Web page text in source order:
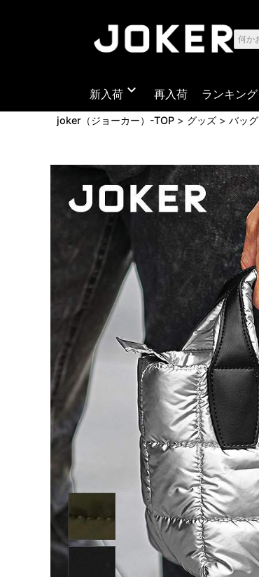
新入荷 expand_more 再入荷 ランキング
joker（ジョーカー）-TOP グッズ バッグ